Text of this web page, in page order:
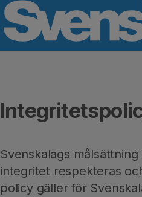
Svenskalags
integritet respekteras
policy gäller för